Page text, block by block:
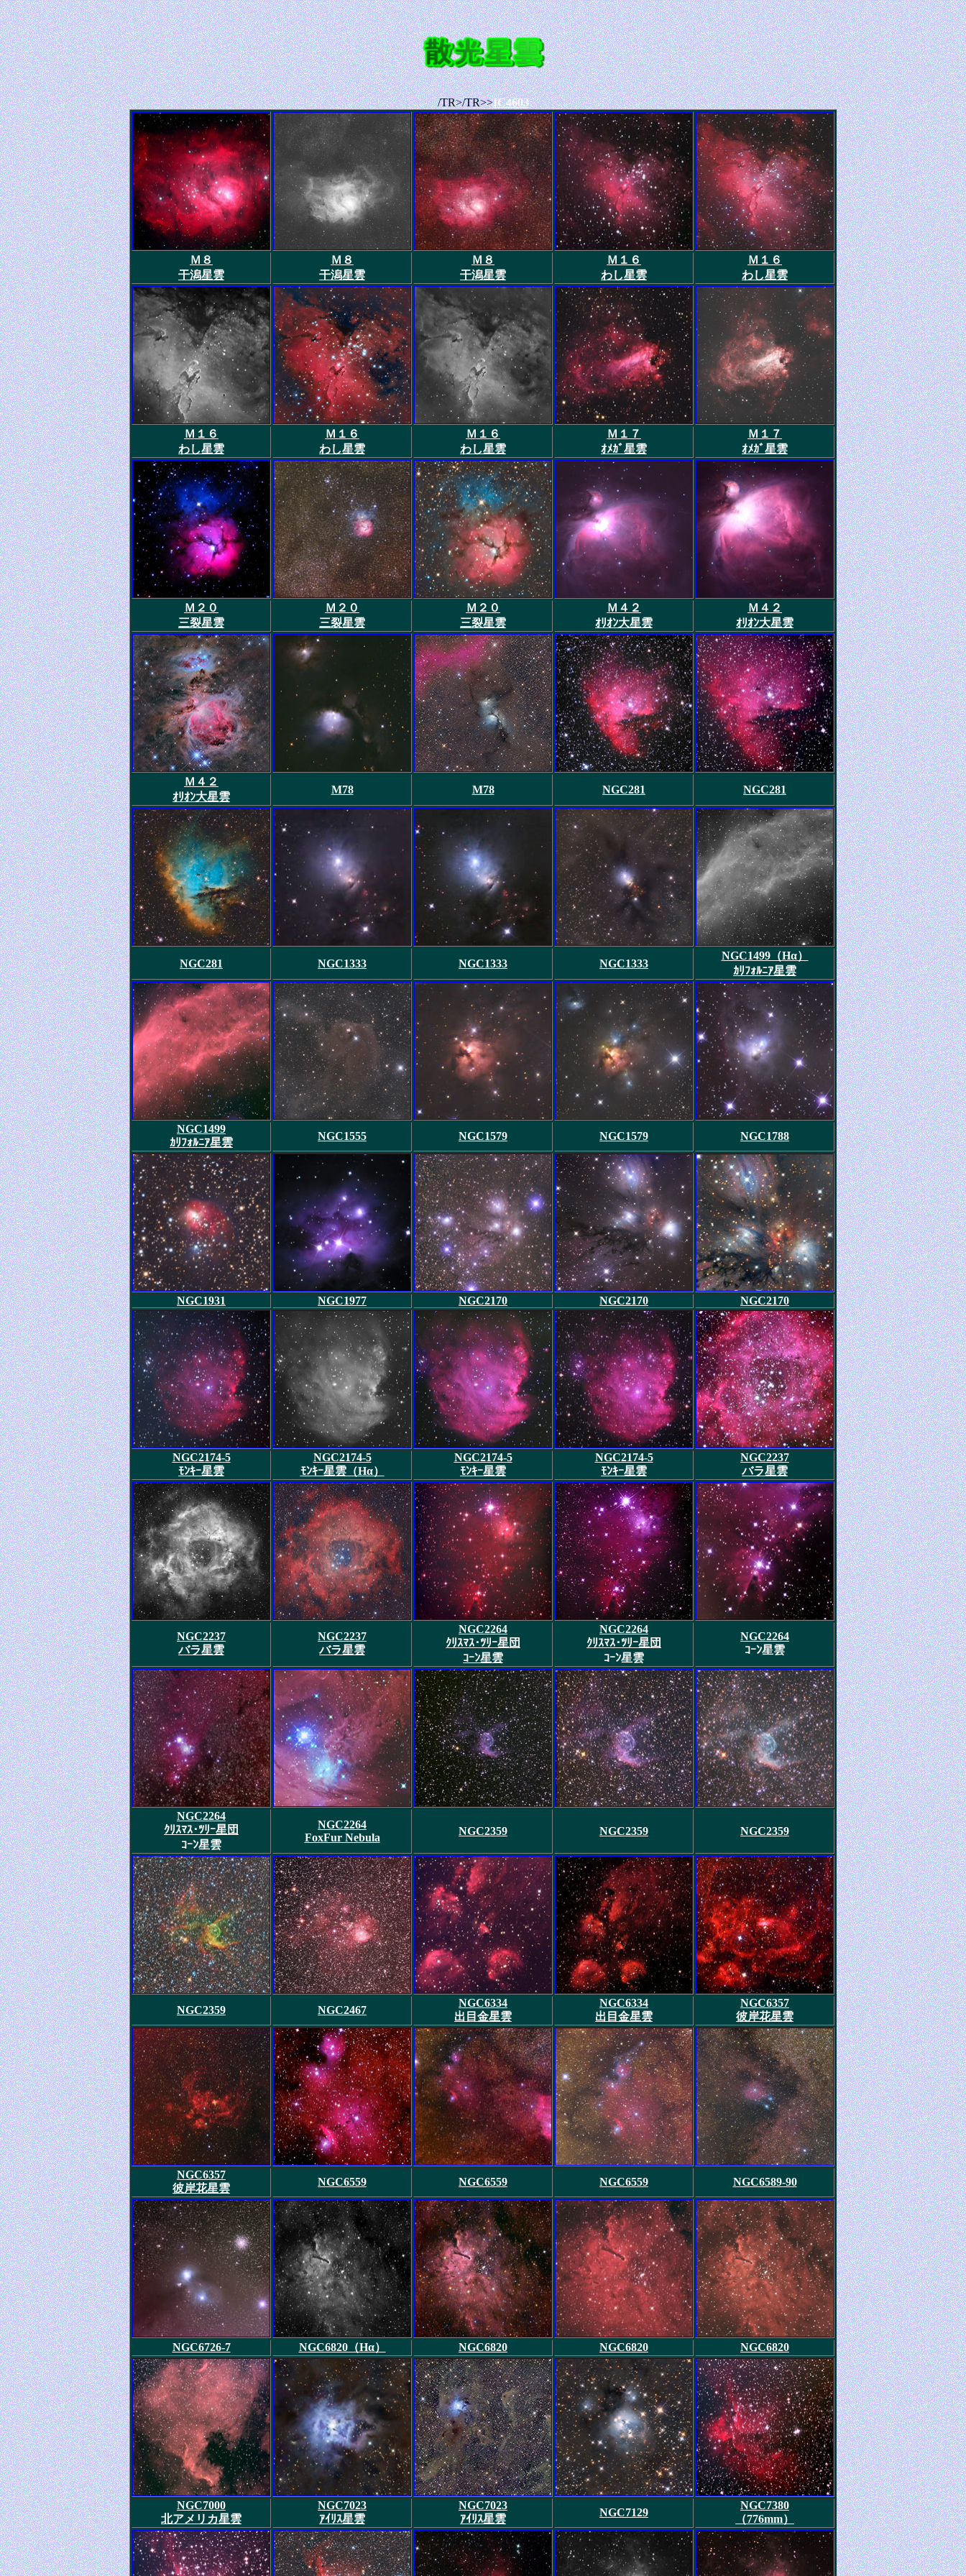
/TR>/TR>>IC4603
Ｍ８
干潟星雲
Ｍ８
干潟星雲
Ｍ８
干潟星雲
Ｍ１６
わし星雲
Ｍ１６
わし星雲
Ｍ１６
わし星雲
Ｍ１６
わし星雲
Ｍ１６
わし星雲
Ｍ１７
ｵﾒｶﾞ星雲
Ｍ１７
ｵﾒｶﾞ星雲
Ｍ２０
三裂星雲
Ｍ２０
三裂星雲
Ｍ２０
三裂星雲
Ｍ４２
ｵﾘｵﾝ大星雲
Ｍ４２
ｵﾘｵﾝ大星雲
Ｍ４２
ｵﾘｵﾝ大星雲
M78 M78 NGC281 NGC281
NGC281 NGC1333 NGC1333 NGC1333
NGC1499（Hα）
ｶﾘﾌｫﾙﾆｱ星雲
NGC1499
ｶﾘﾌｫﾙﾆｱ星雲
NGC1555 NGC1579 NGC1579 NGC1788
NGC1931 NGC1977 NGC2170 NGC2170 NGC2170
NGC2174-5
ﾓﾝｷｰ星雲
NGC2174-5
ﾓﾝｷｰ星雲（Hα）
NGC2174-5
ﾓﾝｷｰ星雲
NGC2174-5
ﾓﾝｷｰ星雲
NGC2237
バラ星雲
NGC2237
バラ星雲
NGC2237
バラ星雲
NGC2264
ｸﾘｽﾏｽ･ﾂﾘｰ星団
ｺｰﾝ星雲
NGC2264
ｸﾘｽﾏｽ･ﾂﾘｰ星団
ｺｰﾝ星雲
NGC2264
ｺｰﾝ星雲
NGC2264
ｸﾘｽﾏｽ･ﾂﾘｰ星団
ｺｰﾝ星雲
NGC2264
FoxFur Nebula
NGC2359 NGC2359 NGC2359
NGC2359 NGC2467
NGC6334
出目金星雲
NGC6334
出目金星雲
NGC6357
彼岸花星雲
NGC6357
彼岸花星雲
NGC6559 NGC6559 NGC6559 NGC6589-90
NGC6726-7 NGC6820（Hα） NGC6820 NGC6820 NGC6820
NGC7000
北アメリカ星雲
NGC7023
ｱｲﾘｽ星雲
NGC7023
ｱｲﾘｽ星雲
NGC7129
NGC7380
（776mm）